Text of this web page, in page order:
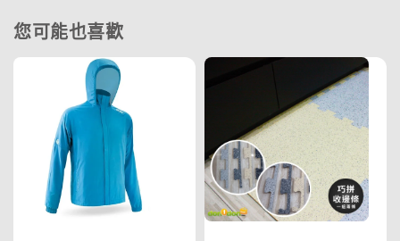
您可能也喜歡